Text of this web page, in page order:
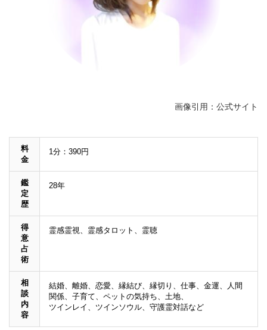
画像引用：公式サイト
料
金
1分：390円
鑑
定
歴
28年
得
意
占
術
霊感霊視、霊感タロット、霊聴
相
談
内
容
結婚、離婚、恋愛、縁結び、縁切り、仕事、金運、人間
関係、子育て、ペットの気持ち、土地、
ツインレイ、ツインソウル、守護霊対話など